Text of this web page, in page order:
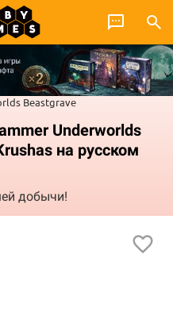
Beastgrave
Underworlds
на русском
добычи!